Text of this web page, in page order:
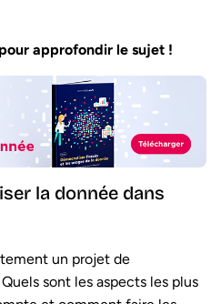
approfondir le sujet !
la donnée dans
un projet de
sont les aspects les plus